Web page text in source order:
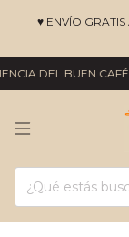
♥ ENVÍO
DEL BUEN CAFÉ